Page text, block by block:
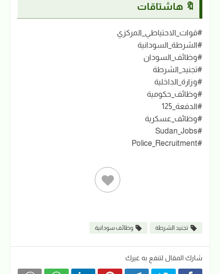
🔖 هاشتاقات
#قوات_الاحتياطي_المركزي
#الشرطة_السودانية
#وظائف_السودان
#تجنيد_الشرطة
#وزارة_الداخلية
#وظائف_حكومية
#الدفعة_125
#وظائف_عسكرية
#Sudan_Jobs
#Police_Recruitment
تجنيد الشرطة وظائف سودانية
شارك المقال لتنفع به غيرك